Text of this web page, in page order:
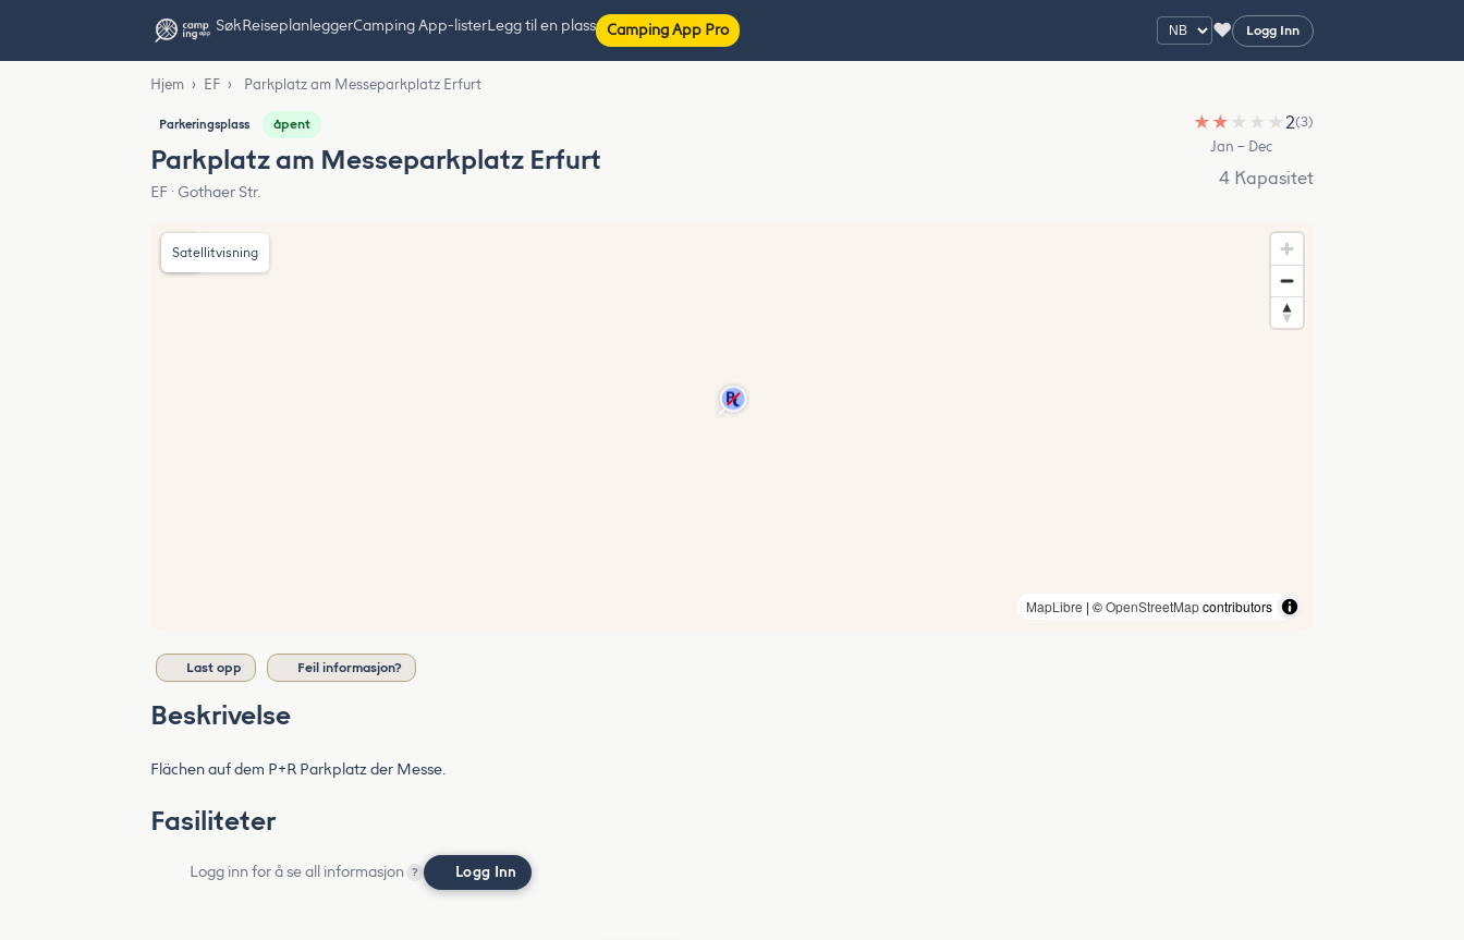
SøkReiseplanleggerCamping App-listerLegg til en plass Camping App Pro ♥ Logg Inn
Hjem › EF › Parkplatz am Messeparkplatz Erfurt
Parkeringsplass åpent
Parkplatz am Messeparkplatz Erfurt
EF · Gothaer Str.
★ ★ ★ ★ ★2(3)
Jan – Dec
4 Kapasitet
MapLibre | ©OpenStreetMapcontributors
Satellitvisning
Last opp Feil informasjon?
Beskrivelse
Flächen auf dem P+R Parkplatz der Messe.
Fasiliteter
Logg inn for å se all informasjon ? Logg Inn